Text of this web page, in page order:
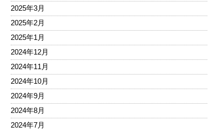
2025年3月
2025年2月
2025年1月
2024年12月
2024年11月
2024年10月
2024年9月
2024年8月
2024年7月